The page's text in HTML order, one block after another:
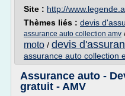
Site : http://
Thèmes liés : devis
assurance auto collection amv
moto / devis
assurance auto collection
Assurance auto -
gratuit - AMV